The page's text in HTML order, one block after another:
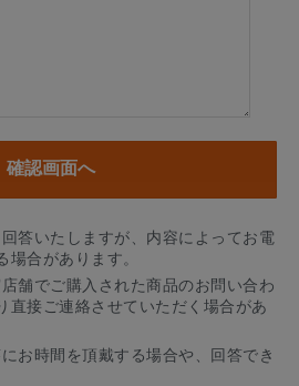
答いたしますが、内容によってお電
合があります。
舗でご購入された商品のお問い合わ
直接ご連絡させていただく場合があ
お時間を頂戴する場合や、回答でき